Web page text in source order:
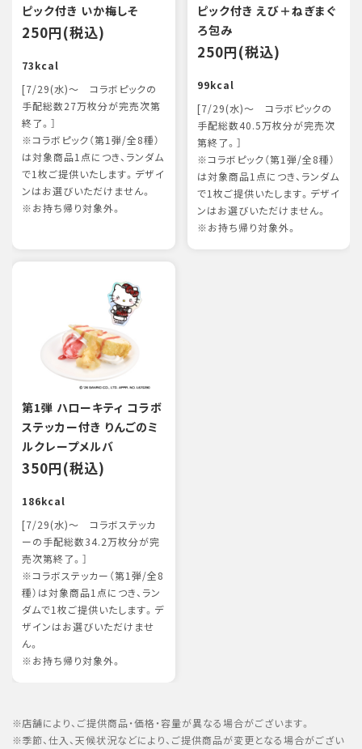
ピック付き いか梅しそ
250円(税込)
73kcal
[7/29(水)～ コラボピックの
手配総数27万枚分が完売次第
終了。］
※コラボピック（第1弾/全8種）
は対象商品1点につき、ランダム
で1枚ご提供いたします。デザイ
ンはお選びいただけません。
※お持ち帰り対象外。
ピック付き えび＋ねぎまぐ
ろ包み
250円(税込)
99kcal
[7/29(水)～ コラボピックの
手配総数40.5万枚分が完売次
第終了。］
※コラボピック（第1弾/全8種）
は対象商品1点につき、ランダム
で1枚ご提供いたします。デザイ
ンはお選びいただけません。
※お持ち帰り対象外。
第1弾 ハローキティ コラボ
ステッカー付き りんごのミ
ルクレープメルバ
350円(税込)
186kcal
[7/29(水)～ コラボステッカ
ーの手配総数34.2万枚分が完
売次第終了。］
※コラボステッカー（第1弾/全8
種）は対象商品1点につき、ラン
ダムで1枚ご提供いたします。デ
ザインはお選びいただけませ
ん。
※お持ち帰り対象外。
店舗により、ご提供商品・価格・容量が異なる場合がございます。
季節、仕入、天候状況などにより、ご提供商品が変更となる場合がござい